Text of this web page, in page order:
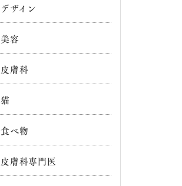
デザイン
美容
皮膚科
猫
食べ物
皮膚科専門医